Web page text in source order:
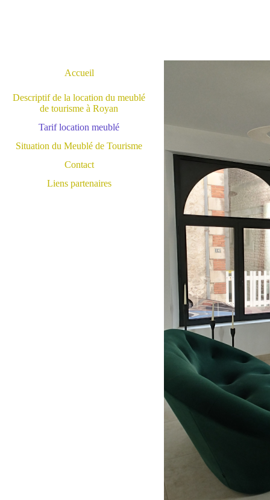
Accueil
Descriptif de la location du meublé
de tourisme à Royan
Tarif location meublé
Situation du Meublé de Tourisme
Contact
Liens partenaires